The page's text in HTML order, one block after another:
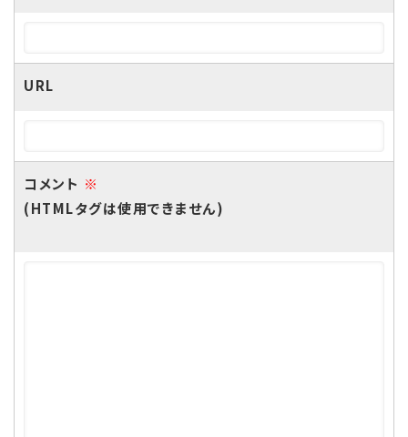
URL
コメント ※
(HTMLタグは使用できません)